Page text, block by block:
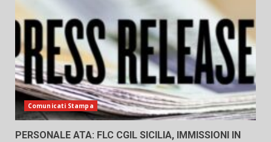
Comunicati Stampa
PERSONALE ATA: FLC CGIL SICILIA, IMMISSIONI IN